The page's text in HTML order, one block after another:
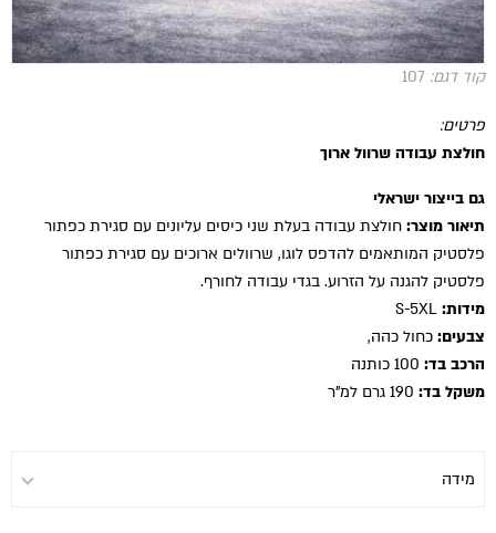
קוד דגם: 107
פרטים:
חולצת עבודה שרוול ארוך
גם בייצור ישראלי
תיאור מוצר: חולצת עבודה בעלת שני כיסים עליונים עם סגירת כפתור
פלסטיק המותאמים להדפס לוגו, שרוולים ארוכים עם סגירת כפתור
פלסטיק להגנה על הזרוע. בגדי עבודה לחורף.
מידות: S-5XL
צבעים: כחול כהה,
הרכב בד: 100 כותנה
משקל בד: 190 גרם למ"ר